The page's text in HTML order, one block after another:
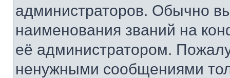
администраторов. Обычно
наименования званий на
её администратором.
ненужными сообщениями